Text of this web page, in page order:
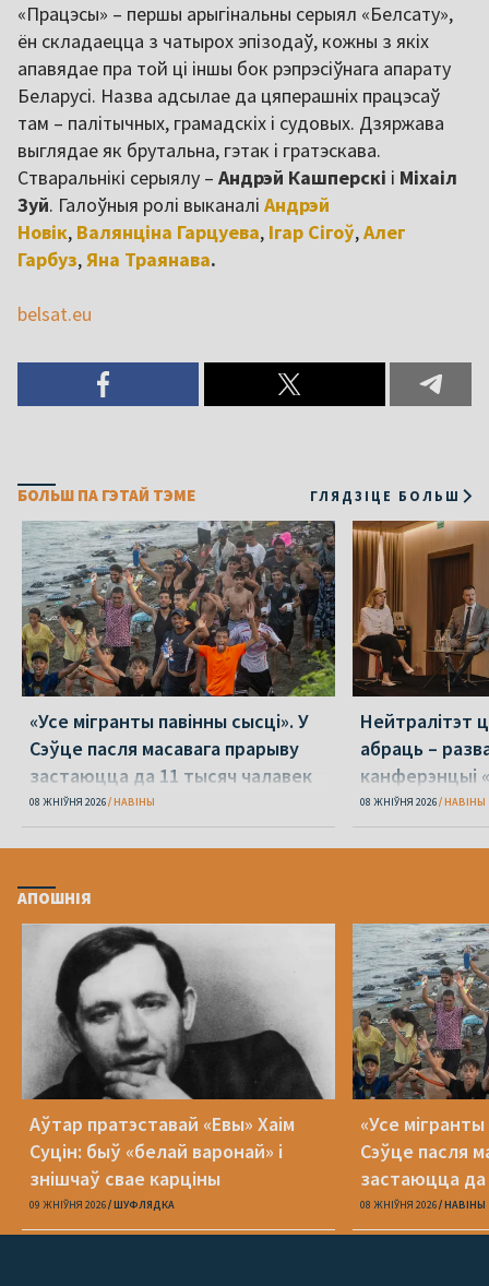
«Працэсы» – першы арыгінальны серыял «Белсату»,
ён складаецца з чатырох эпізодаў, кожны з якіх
апавядае пра той ці іншы бок рэпрэсіўнага апарату
Беларусі. Назва адсылае да цяперашніх працэсаў
там – палітычных, грамадскіх і судовых. Дзяржава
выглядае як брутальна, гэтак і гратэскава.
Стваральнікі серыялу – Андрэй Кашперскі і Міхаіл
Зуй. Галоўныя ролі выканалі Андрэй
Новік, Валянціна Гарцуева, Ігар Сігоў,Алег
Гарбуз,Яна Траянава.
belsat.eu
БОЛЬШ ПА ГЭТАЙ ТЭМЕ ГЛЯДЗІЦЕ БОЛЬШ
«Усе мігранты павінны сысці». У
Сэўце пасля масавага прарыву
застаюцца да 11 тысяч чалавек
08 ЖНІЎНЯ 2026 НАВІНЫ
Нейтралітэт
абраць –
канферэнцыі
08 ЖНІЎНЯ 2026 НАВІНЫ
АПОШНІЯ
Аўтар пратэставай «Евы» Хаім
Суцін: быў «белай варонай» і
знішчаў свае карціны
09 ЖНІЎНЯ 2026 ШУФЛЯДКА
«Усе
Сэўце пасля
застаюцца да
08 ЖНІЎНЯ 2026 НАВІНЫ